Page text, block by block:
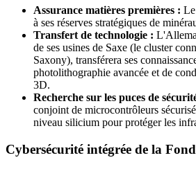
Assurance matières premières :
à ses réserves stratégiques de
Transfert de technologie :
de ses usines de Saxe (le cluster
Saxony), transférera ses
photolithographie avancée et de
3D.
Recherche sur les puces de
conjoint de microcontrôleurs
niveau silicium pour protéger les
Cybersécurité intégrée de la